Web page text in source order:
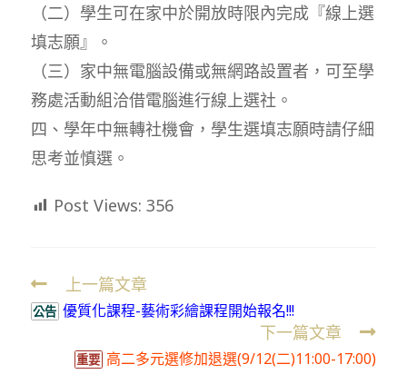
（二）學生可在家中於開放時限內完成『線上選
填志願』。
（三）家中無電腦設備或無網路設置者，可至學
務處活動組洽借電腦進行線上選社。
四、學年中無轉社機會，學生選填志願時請仔細
思考並慎選。
Post Views: 356
Read
more
上一篇文章
公告 優質化課程-藝術彩繪課程開始報名!!!
下一篇文章
重要 高二多元選修加退選(9/12(二)11:00-17:00)